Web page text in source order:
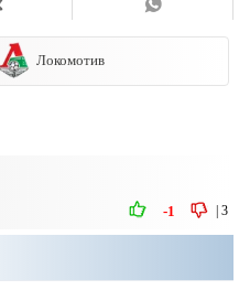
Локомотив
3
-1